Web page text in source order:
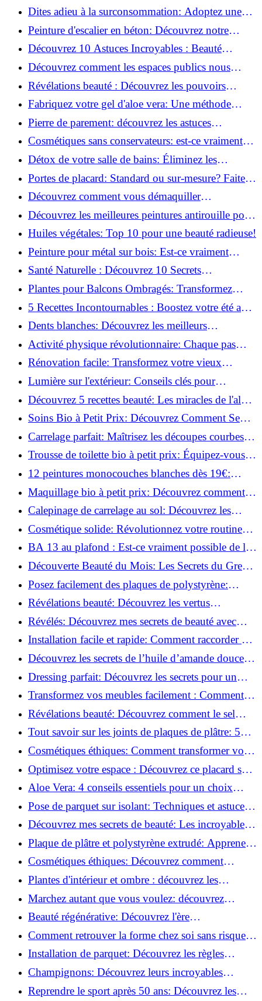
salle de bains!
Dites adieu à la surconsommation: Adoptez une
vie plus simple!
Peinture d'escalier en béton: Découvrez notre
tutoriel facile et rapide!
Découvrez 10 Astuces Incroyables : Beauté
Naturelle avec le Concombre !
Découvrez comment les espaces publics nous
incitent à être plus actifs : Révélations surprenantes!
Révélations beauté : Découvrez les pouvoirs
insoupçonnés du concombre!
Fabriquez votre gel d'aloe vera: Une méthode
simple et rapide à la maison!
Pierre de parement: découvrez les astuces
infaillibles pour un nettoyage parfait!
Cosmétiques sans conservateurs: est-ce vraiment
possible?
Détox de votre salle de bains: Éliminez les
ingrédients nocifs dès maintenant!
Portes de placard: Standard ou sur-mesure? Faites
le meilleur choix!
Découvrez comment vous démaquiller
naturellement: Astuces et secrets révélés!
Découvrez les meilleures peintures antirouille pour
le fer: Top 12 analysé!
Huiles végétales: Top 10 pour une beauté radieuse!
Peinture pour métal sur bois: Est-ce vraiment
possible?
Santé Naturelle : Découvrez 10 Secrets
Incontournables pour un Bien-être Optimal!
Plantes pour Balcons Ombragés: Transformez
votre Terrasse en Oasis Verte!
5 Recettes Incontournables : Boostez votre été avec
des huiles essentielles!
Dents blanches: Découvrez les meilleurs
ingrédients naturels!
Activité physique révolutionnaire: Chaque pas
compte pour votre santé!
Rénovation facile: Transformez votre vieux
parquet irrégulier en un clin d'œil!
Lumière sur l'extérieur: Conseils clés pour
concevoir et installer votre éclairage!
Découvrez 5 recettes beauté: Les miracles de l'aloe
vera pour votre peau!
Soins Bio à Petit Prix: Découvrez Comment Se
Chouchouter Pour Moins de 35€!
Carrelage parfait: Maîtrisez les découpes courbes
facilement!
Trousse de toilette bio à petit prix: Équipez-vous
pour moins de 25€!
12 peintures monocouches blanches dès 19€:
Découvrez les meilleures offres!
Maquillage bio à petit prix: Découvrez comment
s'équiper pour moins de 50€!
Calepinage de carrelage au sol: Découvrez les
astuces incontournables!
Cosmétique solide: Révolutionnez votre routine
beauté pour zéro déchet!
BA 13 au plafond : Est-ce vraiment possible de les
coller ?
Découverte Beauté du Mois: Les Secrets du Green
Glamour !
Posez facilement des plaques de polystyrène:
Transformez votre plafond sans effort !
Révélations beauté: Découvrez les vertus
insoupçonnées de l'huile de coco!
Révélés: Découvrez mes secrets de beauté avec
l'huile de ricin!
Installation facile et rapide: Comment raccorder un
luminaire au plafond!
Découvrez les secrets de l’huile d’amande douce :
Pourquoi vous devez l'adopter!
Dressing parfait: Découvrez les secrets pour un
rangement optimal!
Transformez vos meubles facilement : Comment
installer des roulettes en un clin d'œil !
Révélations beauté: Découvrez comment le sel
transforme votre routine!
Tout savoir sur les joints de plaques de plâtre: 5
questions clés pour comprendre les fissures!
Cosmétiques éthiques: Comment transformer votre
routine beauté!
Optimisez votre espace : Découvrez ce placard sous
rampant à portes coulissantes!
Aloe Vera: 4 conseils essentiels pour un choix
parfait!
Pose de parquet sur isolant: Techniques et astuces
pour un sol parfait!
Découvrez mes secrets de beauté: Les incroyables
vertus du raisin!
Plaque de plâtre et polystyrène extrudé: Apprenez
à les coller efficacement!
Cosmétiques éthiques: Découvrez comment
transformer votre routine beauté!
Plantes d'intérieur et ombre : découvrez les
meilleures pour votre maison !
Marchez autant que vous voulez: découvrez
pourquoi c'est bénéfique!
Beauté régénérative: Découvrez l'ère
révolutionnaire de la cosmétique verte!
Comment retrouver la forme chez soi sans risque
de blessure: Techniques et conseils sûrs!
Installation de parquet: Découvrez les règles
essentielles à respecter!
Champignons: Découvrez leurs incroyables
pouvoirs antioxydants!
Reprendre le sport après 50 ans: Découvrez les